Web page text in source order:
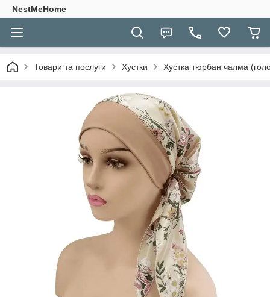
NestMeHome
Товари та послуги Хустки Хустка тюрбан чалма